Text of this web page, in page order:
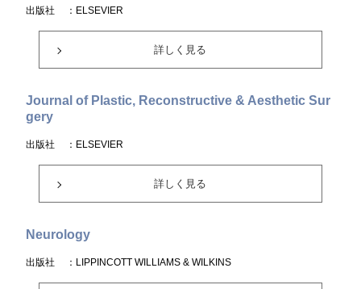
出版社 ：ELSEVIER
詳しく見る
Journal of Plastic, Reconstructive & Aesthetic Sur
gery
出版社 ：ELSEVIER
詳しく見る
Neurology
出版社 ：LIPPINCOTT WILLIAMS & WILKINS